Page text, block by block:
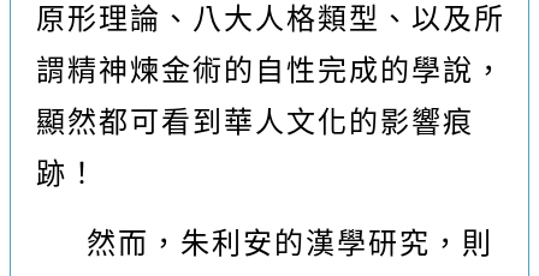
原形理論 、 八大人格類型 、 以及所
謂精神煉金術的自性完成的學說 ，
顯然都可看到華人文化的影響痕
跡！
然而 ， 朱利安的漢學研究 ，則